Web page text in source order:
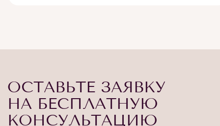
ОСТАВЬТЕ ЗАЯВКУ
НА БЕСПЛАТНУЮ
КОНСУЛЬТАЦИЮ